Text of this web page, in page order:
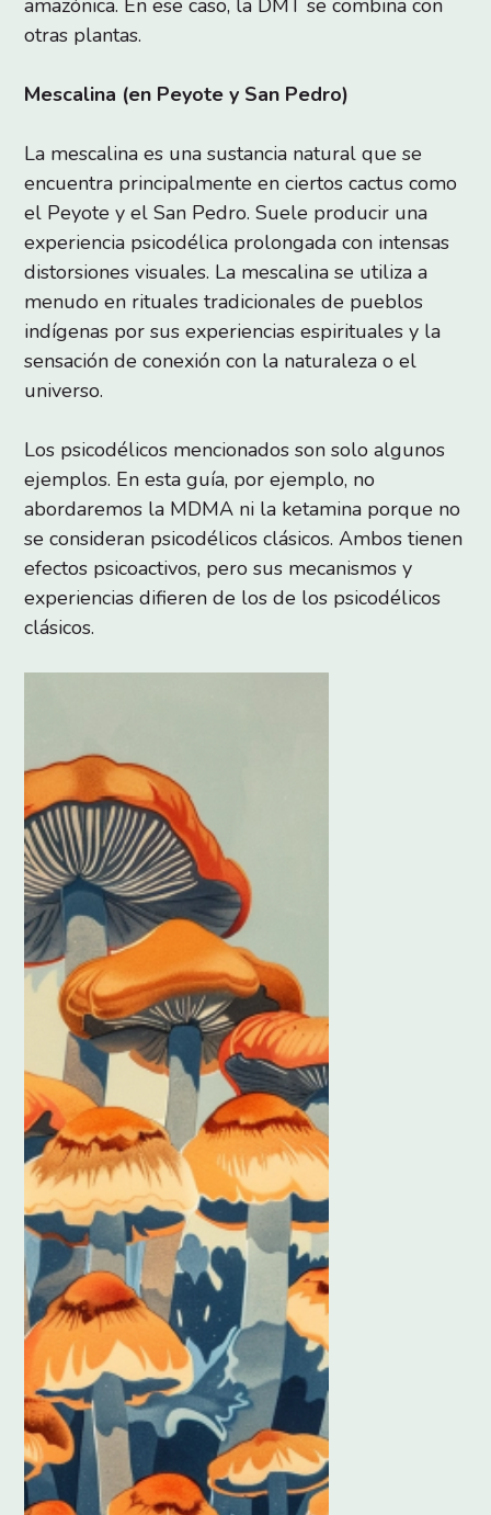
amazónica. En ese caso, la DMT se combina con
otras plantas.
Mescalina (en Peyote y San Pedro)
La mescalina es una sustancia natural que se
encuentra principalmente en ciertos cactus como
el Peyote y el San Pedro. Suele producir una
experiencia psicodélica prolongada con intensas
distorsiones visuales. La mescalina se utiliza a
menudo en rituales tradicionales de pueblos
indígenas por sus experiencias espirituales y la
sensación de conexión con la naturaleza o el
universo.
Los psicodélicos mencionados son solo algunos
ejemplos. En esta guía, por ejemplo, no
abordaremos la MDMA ni la ketamina porque no
se consideran psicodélicos clásicos. Ambos tienen
efectos psicoactivos, pero sus mecanismos y
experiencias difieren de los de los psicodélicos
clásicos.